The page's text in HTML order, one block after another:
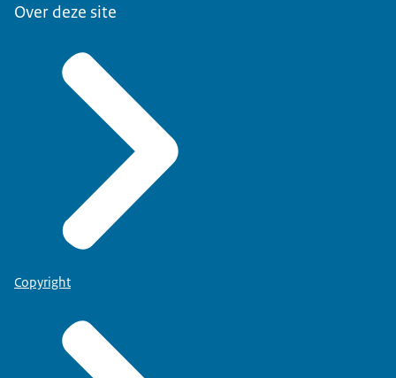
Over deze site
Copyright